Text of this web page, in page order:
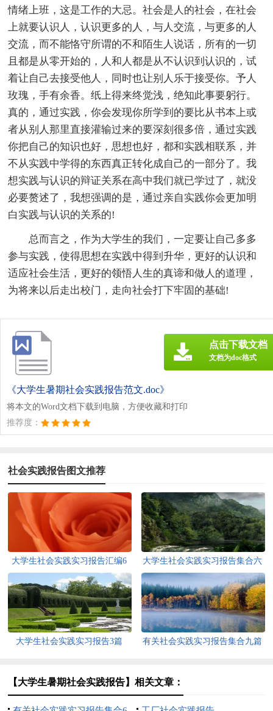
情绪上班，这是工作的大忌。社会是人的社会，在社会
上就要认识人，认识更多的人，与人交流，与更多的人
交流，而不能恪守所谓的不和陌生人说话，所有的一切
且都是从零开始的，人和人都是从不认识到认识的，试
着让自己去接受他人，同时也让别人乐于接受你。予人
玫瑰，手有余香。纸上得来终觉浅，绝知此事要躬行。
真的，通过实践，你会发现你所学到的要比从书本上或
者从别人那里直接灌输过来的要深刻很多倍，通过实践
你把自己的知识也好，思想也好，都和实践相联系，并
不从实践中学得的东西真正转化成自己的一部分了。我
想实践与认识的辩证关系在高中我们就已学过了，就没
必要赘述了，我想强调的是，通过亲自实践你会更加明
白实践与认识的关系的!
总而言之，作为大学生的我们，一定要让自己多多
参与实践，使得思想在实践中得到升华，更好的认识和
适应社会生活，更好的领悟人生的真谛和做人的道理，
为将来以后走出校门，走向社会打下牢固的基础!
《大学生暑期社会实践报告范文.doc》
将本文的Word文档下载到电脑，方便收藏和打印
推荐度：
点击下载文档
文档为doc格式
社会实践报告图文推荐
大学生社会实践实习报告汇编6
篇
大学生社会实践实习报告集合六
篇
大学生社会实践实习报告3篇 有关社会实践实习报告集合九篇
【大学生暑期社会实践报告】相关文章：